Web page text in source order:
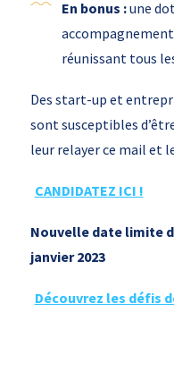
En bonus :une
réunissant tous
Des start-up et
sont susceptibles
leur relayer ce mail et
CANDIDATEZ ICI !
Nouvelle date limite
janvier 2023
Découvrez les défis